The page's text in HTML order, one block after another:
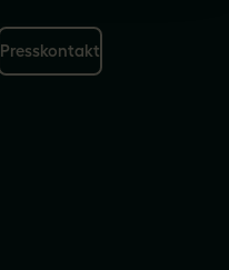
Presskontakt